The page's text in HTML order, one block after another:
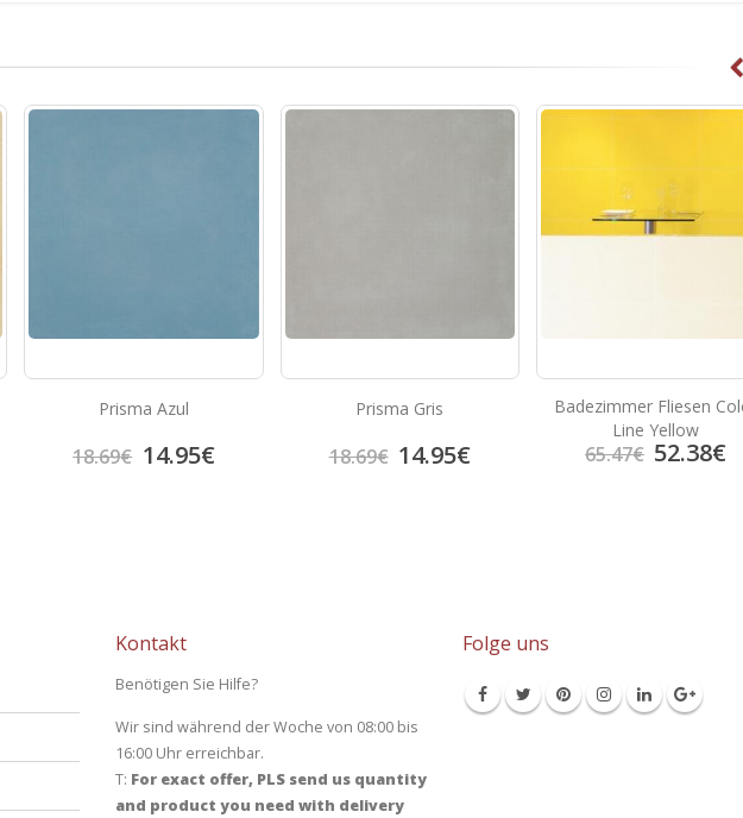
Prisma Azul
18.69€ 14.95€
Prisma Gris
18.69€ 14.95€
Badezimmer Fliesen
Line Yellow
65.47€ 52.38€
Kontakt
Benötigen Sie Hilfe?
Wir sind während der Woche von 08:00 bis
16:00 Uhr erreichbar.
T: For exact offer, PLS send us quantity
and product you need with delivery
Folge uns